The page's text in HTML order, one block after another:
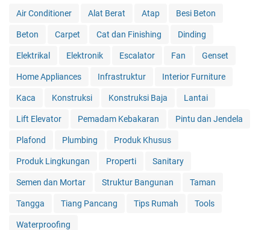
Air Conditioner Alat Berat Atap Besi Beton
Beton Carpet Cat dan Finishing Dinding
Elektrikal Elektronik Escalator Fan Genset
Home Appliances Infrastruktur Interior Furniture
Kaca Konstruksi Konstruksi Baja Lantai
Lift Elevator Pemadam Kebakaran Pintu dan Jendela
Plafond Plumbing Produk Khusus
Produk Lingkungan Properti Sanitary
Semen dan Mortar Struktur Bangunan Taman
Tangga Tiang Pancang Tips Rumah Tools
Waterproofing